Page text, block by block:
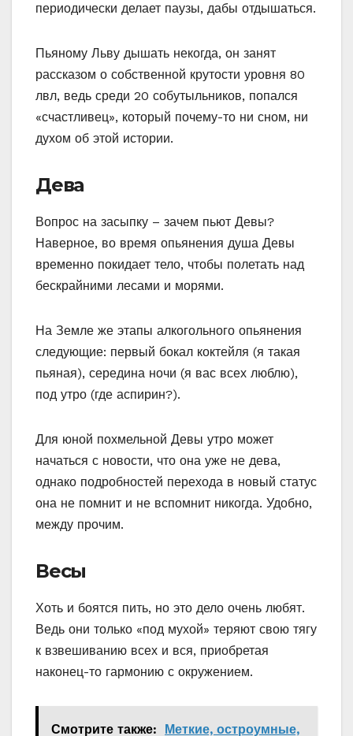
периодически делает паузы, дабы отдышаться.
Пьяному Льву дышать некогда, он занят
рассказом о собственной крутости уровня 80
лвл, ведь среди 20 собутыльников, попался
«счастливец», который почему-то ни сном, ни
духом об этой истории.
Дева
Вопрос на засыпку – зачем пьют Девы?
Наверное, во время опьянения душа Девы
временно покидает тело, чтобы полетать над
бескрайними лесами и морями.
На Земле же этапы алкогольного опьянения
следующие: первый бокал коктейля (я такая
пьяная), середина ночи (я вас всех люблю),
под утро (где аспирин?).
Для юной похмельной Девы утро может
начаться с новости, что она уже не дева,
однако подробностей перехода в новый статус
она не помнит и не вспомнит никогда. Удобно,
между прочим.
Весы
Хоть и боятся пить, но это дело очень любят.
Ведь они только «под мухой» теряют свою тягу
к взвешиванию всех и вся, приобретая
наконец-то гармонию с окружением.
Смотрите также:
Меткие, остроумные,